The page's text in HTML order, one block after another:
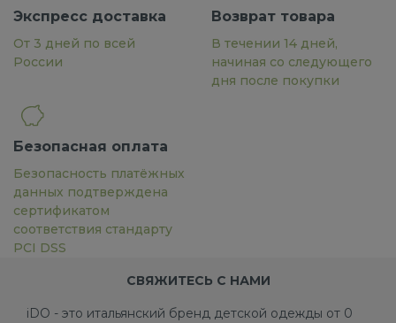
Экспресс доставка
От 3 дней по всей
России
Возврат товара
В течении 14 дней,
начиная со следующего
дня после покупки
Безопасная оплата
Безопасность платёжных
данных подтверждена
сертификатом
соответствия стандарту
PCI DSS
СВЯЖИТЕСЬ С НАМИ
iDO - это итальянский бренд детской одежды от 0